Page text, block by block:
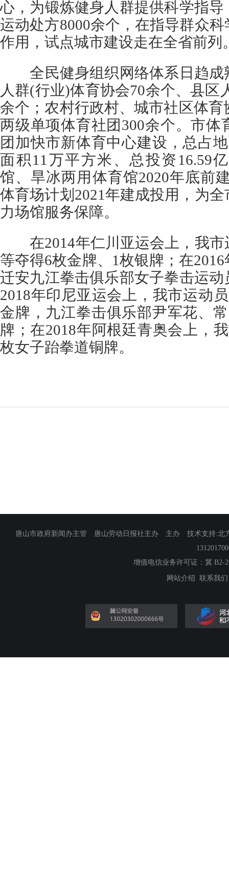
心，为锻炼健身人群提供科学指
运动处方8000余个，在指导群众
作用，试点城市建设走在全省前列
全民健身组织网络体系日趋成
人群(行业)体育协会70余个、县区
余个；农村行政村、城市社区体育
两级单项体育社团300余个。市体
团加快市新体育中心建设，总占
面积11万平方米、总投资16.59
馆、旱冰两用体育馆2020年底前
体育场计划2021年建成投用，为
力场馆服务保障。
在2014年仁川亚运会上，我市
等夺得6枚金牌、1枚银牌；在
迁安九江拳击俱乐部女子拳击运
2018年印尼亚运会上，我市运动
金牌，九江拳击俱乐部尹军花、
牌；在2018年阿根廷青奥会上，
枚女子跆拳道铜牌。
唐山市政府新闻办主管 唐山劳动日报社主办 主办 技术支持:北
增值电信业务许可证：冀 B2-
网站介绍 联系我们